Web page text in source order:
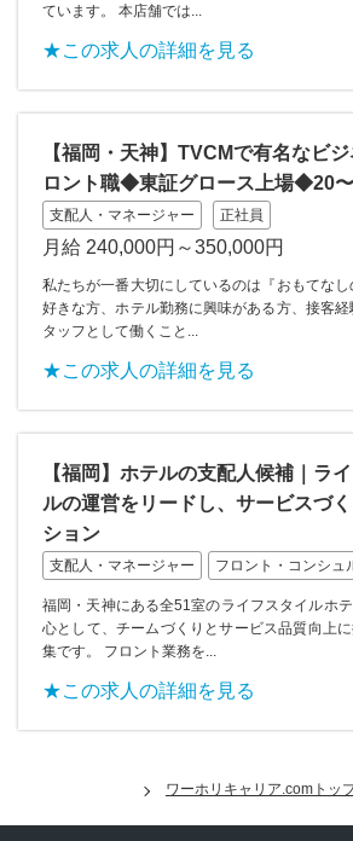
ています。 本店舗では...
★この求人の詳細を見る
【福岡・天神】TVCMで有名なビ
ロント職◆東証グロース上場◆20
支配人・マネージャー 正社員
月給 240,000円～350,000円
私たちが一番大切にしているのは『おもてな
好きな方、ホテル勤務に興味がある方、接客
タッフとして働くこと...
★この求人の詳細を見る
【福岡】ホテルの支配人候補｜ラ
ルの運営をリードし、サービスづ
ション
支配人・マネージャー フロント・コンシュ
福岡・天神にある全51室のライフスタイルホ
心として、チームづくりとサービス品質向上
集です。 フロント業務を...
★この求人の詳細を見る
ワーホリキャリア.comトッ